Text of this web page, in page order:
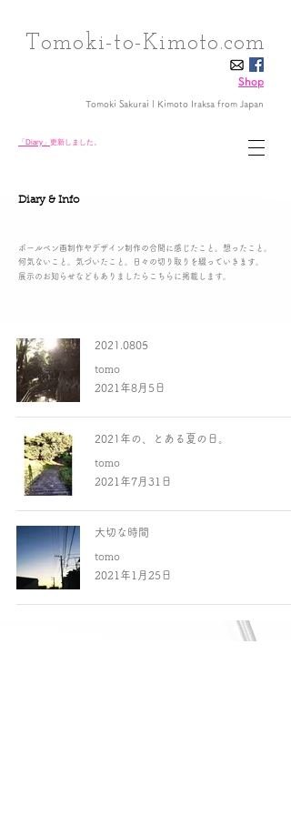
Tomoki-to-Kimoto.com
Shop
Tomoki Sakurai | Kimoto Iraksa from Japan
「Diary」 更新しました。
Diary & Info
ボールペン画制作やデザイン制作の合間に感じたこと。想ったこと。
何気ないこと。気づいたこと。日々の切り取りを綴っていきます。
展示のお知らせなどもありましたらこちらに掲載します。
2021.0805
tomo
2021年8月5日
2021年の、とある夏の日。
tomo
2021年7月31日
大切な時間
tomo
2021年1月25日